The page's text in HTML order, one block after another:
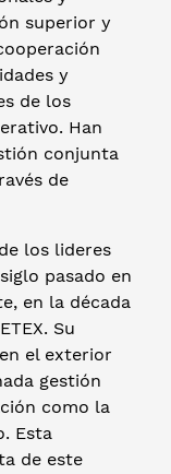
superior y
y
de los
Han
conjunta
de
los lideres
pasado en
en la década
Su
el exterior
gestión
como la
Esta
de este